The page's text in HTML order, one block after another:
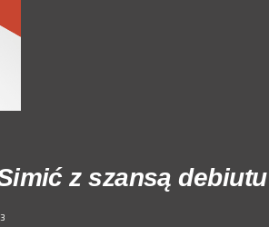
z szansą
3